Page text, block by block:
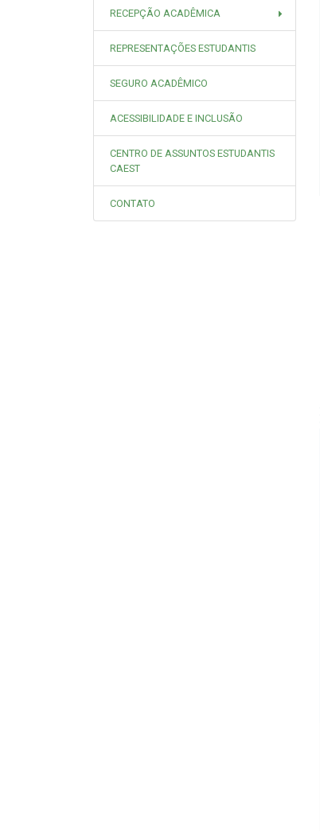
RECEPÇÃO ACADÊMICA
REPRESENTAÇÕES ESTUDANTIS
SEGURO ACADÊMICO
ACESSIBILIDADE E INCLUSÃO
CENTRO DE ASSUNTOS ESTUDANTIS
CAEST
CONTATO